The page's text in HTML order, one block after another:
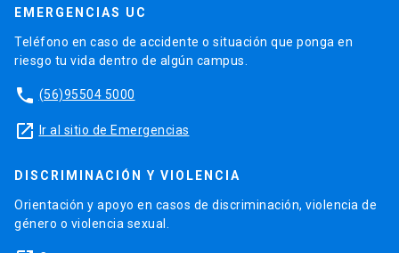
EMERGENCIAS UC
Teléfono en caso de accidente o situación que ponga en
riesgo tu vida dentro de algún campus.
phone (56)95504 5000
launch Ir al sitio de Emergencias
DISCRIMINACIÓN Y VIOLENCIA
Orientación y apoyo en casos de discriminación, violencia de
género o violencia sexual.